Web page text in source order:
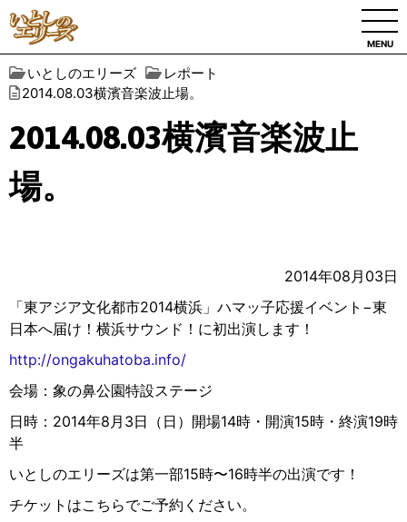
MENU
いとしのエリーズ
レポート
2014.08.03横濱音楽波止場。
2014.08.03横濱音楽波止
場。
2014年08月03日
「東アジア文化都市2014横浜」ハマッ子応援イベント−東
日本へ届け！横浜サウンド！に初出演します！
http://ongakuhatoba.info/
会場：象の鼻公園特設ステージ
日時：2014年8月3日（日）開場14時・開演15時・終演19時
半
いとしのエリーズは第一部15時〜16時半の出演です！
チケットはこちらでご予約ください。